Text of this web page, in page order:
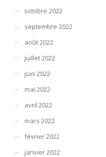
octobre 2022
septembre 2022
août 2022
juillet 2022
juin 2022
mai 2022
avril 2022
mars 2022
février 2022
janvier 2022